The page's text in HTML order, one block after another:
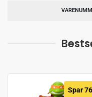
Spar